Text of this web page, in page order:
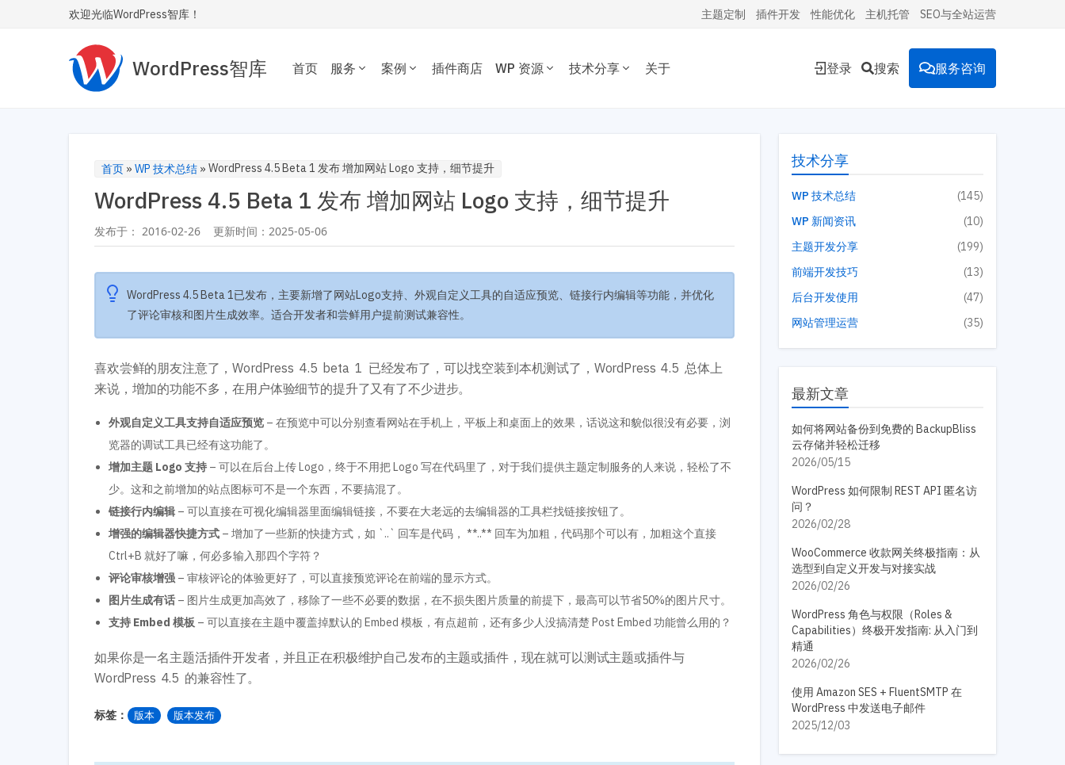
欢迎光临WordPress智库！ 主题定制 插件开发 性能优化 主机托管 SEO与全站运营
WordPress智库 首页 服务 案例 插件商店 WP 资源 技术分享 关于 登录 搜索 服务咨询
性能优化 主机托管
让您的网站不仅有流量，更有转化。 我们提供从技术维护，内容运营、广告投放到
安全运维的一站式全生命周期服务。
博客杂志主题
公司企业主题
音乐视频主题
多用途主题
电子商务插件
性能优化插件
自定义字段/表单
高级插件商店
迎参考交流。
开发教程
主题开发分享
前端开发技巧
开发文档手册
网站管理运营
WP新闻资讯
技术专题
安全增强
WordPress数据库
WooCommerce开发
多语言主题开发
主题开发手册 插件开发手册
首页 » WP 技术总结 » WordPress 4.5 Beta 1 发布 增加网站 Logo 支持，细节提升
WordPress 4.5 Beta 1 发布 增加网站 Logo 支持，细节提升
发布于： 2016-02-26 更新时间： 2025-05-06
WordPress 4.5 Beta 1已发布，主要新增了网站Logo支持、外观自定义工具的自适应预览、链接行内编辑等功能，并优化
了评论审核和图片生成效率。适合开发者和尝鲜用户提前测试兼容性。
喜欢尝鲜的朋友注意了，WordPress 4.5 beta 1 已经发布了，可以找空装到本机测试了，WordPress 4.5 总体上
来说，增加的功能不多，在用户体验细节的提升了又有了不少进步。
外观自定义工具支持自适应预览 – 在预览中可以分别查看网站在手机上，平板上和桌面上的效果，话说这和貌似很没有必要，浏
览器的调试工具已经有这功能了。
增加主题 Logo 支持 – 可以在后台上传 Logo，终于不用把 Logo 写在代码里了，对于我们提供主题定制服务的人来说，轻松了不
少。这和之前增加的站点图标可不是一个东西，不要搞混了。
链接行内编辑 – 可以直接在可视化编辑器里面编辑链接，不要在大老远的去编辑器的工具栏找链接按钮了。
增强的编辑器快捷方式 – 增加了一些新的快捷方式，如 `..` 回车是代码， **..** 回车为加粗，代码那个可以有，加粗这个直接
Ctrl+B 就好了嘛，何必多输入那四个字符？
评论审核增强 – 审核评论的体验更好了，可以直接预览评论在前端的显示方式。
图片生成有话 – 图片生成更加高效了，移除了一些不必要的数据，在不损失图片质量的前提下，最高可以节省50%的图片尺寸。
支持 Embed 模板 – 可以直接在主题中覆盖掉默认的 Embed 模板，有点超前，还有多少人没搞清楚 Post Embed 功能曾么用的？
如果你是一名主题活插件开发者，并且正在积极维护自己发布的主题或插件，现在就可以测试主题或插件与
WordPress 4.5 的兼容性了。
标签： 版本 版本发布
技术分享
WP 技术总结
(145)
WP 新闻资讯
(10)
主题开发分享
(199)
前端开发技巧
(13)
后台开发使用
(47)
网站管理运营
(35)
最新文章
如何将网站备份到免费的 BackupBliss
云存储并轻松迁移
2026/05/15
WordPress 如何限制 REST API 匿名访
问？
2026/02/28
WooCommerce 收款网关终极指南：从
选型到自定义开发与对接实战
2026/02/26
WordPress 角色与权限（Roles &
Capabilities）终极开发指南: 从入门到
精通
2026/02/26
使用 Amazon SES + FluentSMTP 在
WordPress 中发送电子邮件
2025/12/03